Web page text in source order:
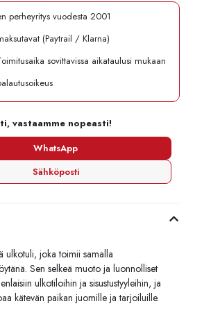
perheyritys vuodesta 2001
(Paytrail / Klarna)
sovittavissa aikataulusi mukaan
vastaamme nopeasti!
WhatsApp
Sähköposti
joka toimii samalla
Sen selkeä muoto ja luonnolliset
ulkotiloihin ja sisustustyyleihin, ja
kätevän paikan juomille ja tarjoiluille.